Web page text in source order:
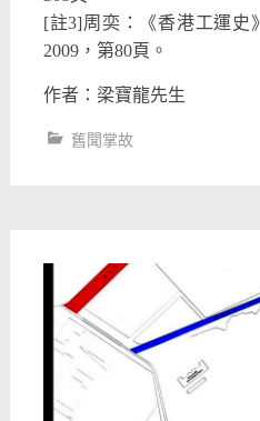
[註3]周奕：《香港工運史
2009，第80頁。
作者：梁寶龍先生
舊聞掌故